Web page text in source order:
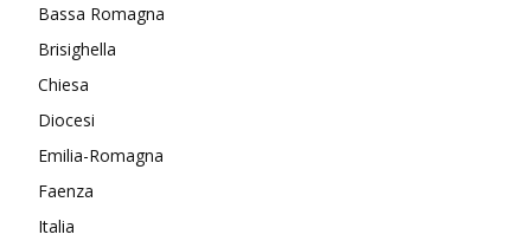
Bassa Romagna
Brisighella
Chiesa
Diocesi
Emilia-Romagna
Faenza
Italia